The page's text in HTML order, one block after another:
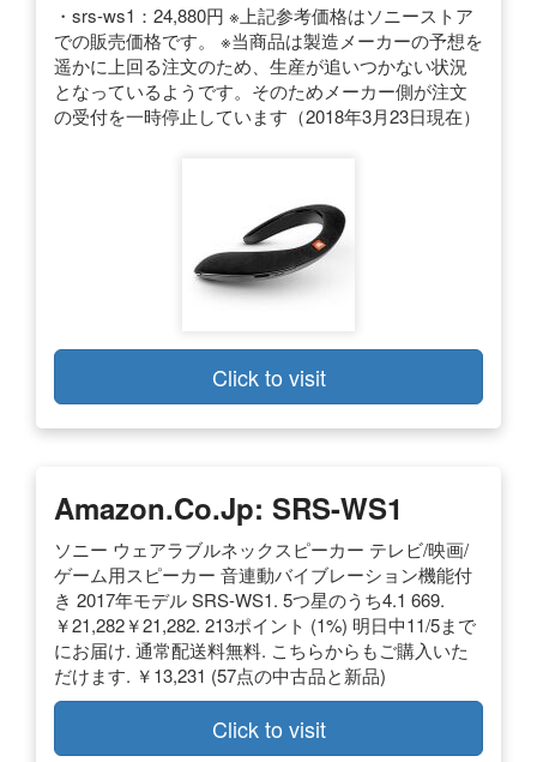
・srs-ws1：24,880円 ※上記参考価格はソニーストア
での販売価格です。 ※当商品は製造メーカーの予想を
遥かに上回る注文のため、生産が追いつかない状況
となっているようです。そのためメーカー側が注文
の受付を一時停止しています（2018年3月23日現在）
Click to visit
Amazon.co.jp: SRS-WS1
ソニー ウェアラブルネックスピーカー テレビ/映画/
ゲーム用スピーカー 音連動バイブレーション機能付
き 2017年モデル SRS-WS1. 5つ星のうち4.1 669.
￥21,282￥21,282. 213ポイント (1%) 明日中11/5まで
にお届け. 通常配送料無料. こちらからもご購入いた
だけます. ￥13,231 (57点の中古品と新品)
Click to visit